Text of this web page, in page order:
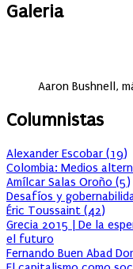
Galeria
Aaron Bushnell,
Columnistas
Alexander Escobar (19)
Colombia: Medios
Amílcar Salas Oroño (5)
Desafíos y
Éric Toussaint (42)
Grecia 2015 | De la
el futuro
Fernando Buen Abad